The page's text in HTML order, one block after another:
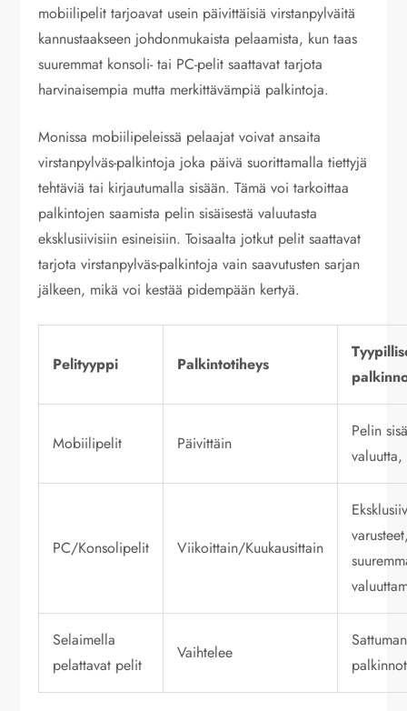
mobiilipelit tarjoavat usein päivittäisiä virstanpylväitä
kannustaakseen johdonmukaista pelaamista, kun taas
suuremmat konsoli- tai PC-pelit saattavat tarjota
harvinaisempia mutta merkittävämpiä palkintoja.
Monissa mobiilipeleissä pelaajat voivat ansaita
virstanpylväs-palkintoja joka päivä suorittamalla tiettyjä
tehtäviä tai kirjautumalla sisään. Tämä voi tarkoittaa
palkintojen saamista pelin sisäisestä valuutasta
eksklusiivisiin esineisiin. Toisaalta jotkut pelit saattavat
tarjota virstanpylväs-palkintoja vain saavutusten sarjan
jälkeen, mikä voi kestää pidempään kertyä.
Pelityyppi Palkintotiheys
Mobiilipelit Päivittäin
Pelin
valuutta,
PC/Konsolipelit Viikoittain/Kuukausittain
Selaimella
pelattavat pelit
Vaihtelee
palkinnot